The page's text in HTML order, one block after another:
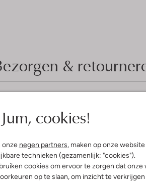
Jum, cookies!
onze negen partners, maken op onze
technieken (gezamenlijk: "cookies").
cookies om ervoor te zorgen dat
op te slaan, om inzicht te
&
& Pasvorm
Revival
Leer
Leer, Textiel
Rubber
neus
voor